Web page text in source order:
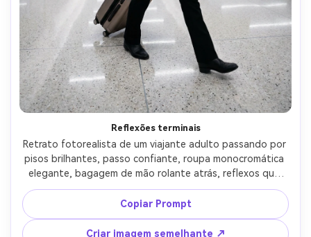
Reflexões terminais
Retrato fotorealista de um viajante adulto passando por
pisos brilhantes, passo confiante, roupa monocromática
elegante, bagagem de mão rolante atrás, reflexos que
levam em direção ao assunto, iluminação terminal
brilhante com destaques suaves, Canon R6 Mark II, 35mm
f/1.8, enquadramento vertical de corpo inteiro, ângulo
baixo com linhas líderes, humor moderno enérgico, clareza
Copiar Prompt
Criar imagem semelhante ↗
Crie imagens com
IA sem limites.
100% grátis!
Comece Grátis →